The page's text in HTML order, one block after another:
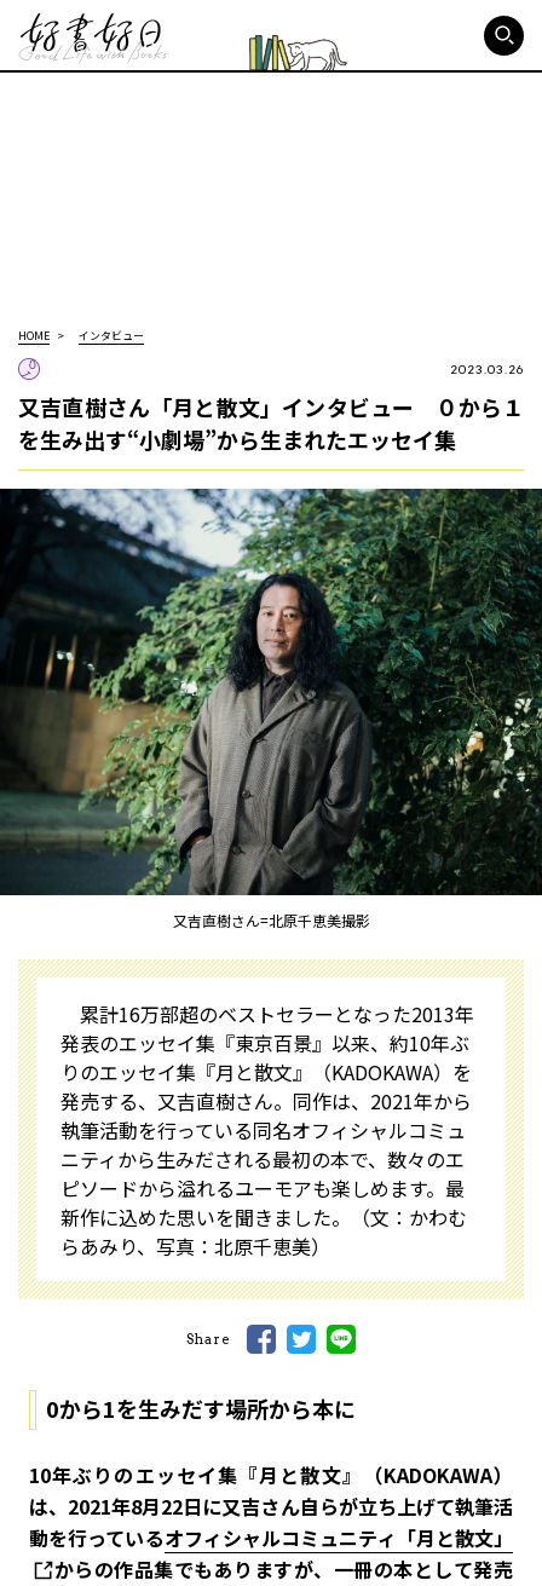
HOME インタビュー
2023.03.26
又吉直樹さん「月と散文」インタビュー ０から１
を生み出す“小劇場”から生まれたエッセイ集
又吉直樹さん=北原千恵美撮影
累計16万部超のベストセラーとなった2013年
発表のエッセイ集『東京百景』以来、約10年ぶ
りのエッセイ集『月と散文』（KADOKAWA）を
発売する、又吉直樹さん。同作は、2021年から
執筆活動を行っている同名オフィシャルコミュ
ニティから生みだされる最初の本で、数々のエ
ピソードから溢れるユーモアも楽しめます。最
新作に込めた思いを聞きました。（文：かわむ
らあみり、写真：北原千恵美）
Share
0から1を生みだす場所から本に
――10年ぶりのエッセイ集『月と散文』（KADOKAWA）
は、2021年8月22日に又吉さん自らが立ち上げて執筆活
動を行っているオフィシャルコミュニティ「月と散文」
からの作品集でもありますが、一冊の本として発売